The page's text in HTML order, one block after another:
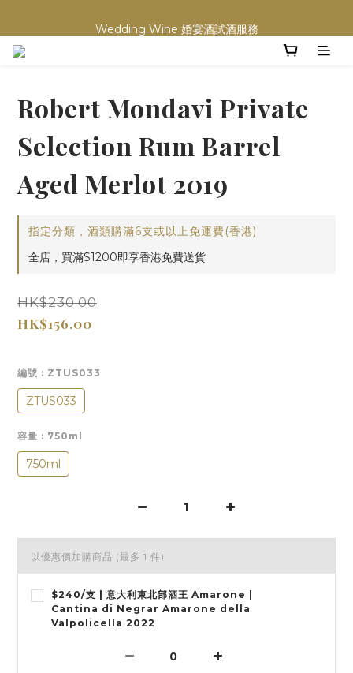
買滿任何酒類 六支 或買滿 $1200 (不限支數) 皆可享免費送貨
Robert Mondavi Private
Selection Rum Barrel
Aged Merlot 2019
指定分類，酒類購滿6支或以上免運費(香港)
全店，買滿$1200即享香港免費送貨
HK$230.00
HK$156.00
編號 : ZTUS033
ZTUS033
容量 : 750ml
750ml
以優惠價加購商品 (最多 1 件)
$240/支 | 意大利東北部酒王 Amarone |
Cantina di Negrar Amarone della
Valpolicella 2022